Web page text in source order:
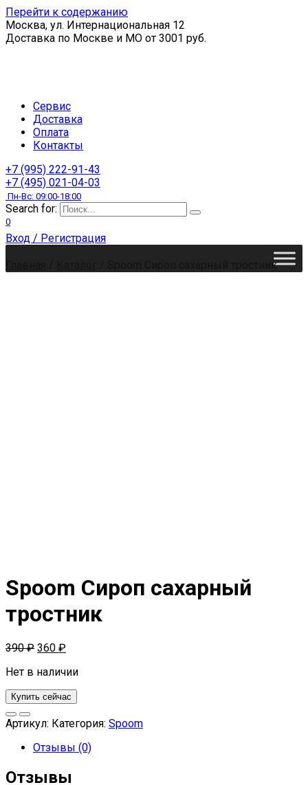
Перейти к содержанию
Москва, ул. Интернациональная 12
Доставка по Москве и МО от 3001 руб.
Сервис
Доставка
Оплата
Контакты
+7 (995) 222-91-43
+7 (495) 021-04-03
Пн-Вс: 09:00-18:00
Search for:
0
Вход / Регистрация
Spoom Сироп сахарный тростник
Spoom Сироп сахарный
тростник
390₽ 360 ₽
Нет в наличии
Купить сейчас
Артикул: Категория: Spoom
Отзывы (0)
Отзывы